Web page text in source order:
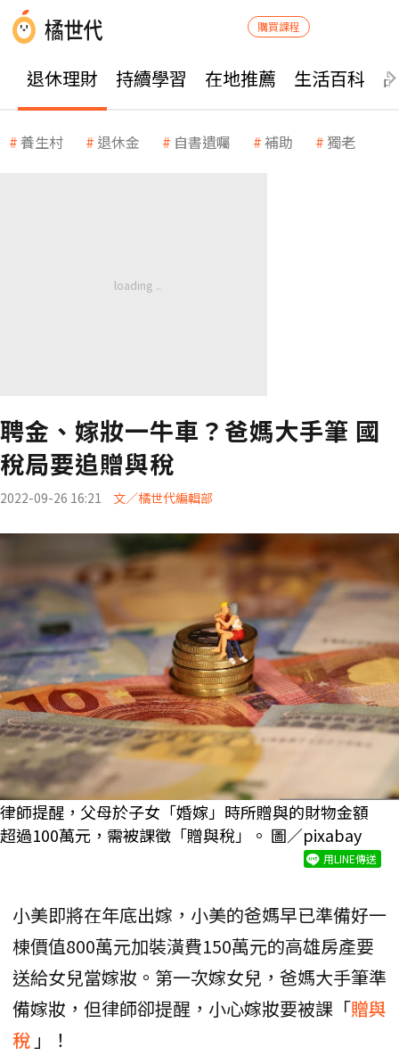
購買課程
退休理財 持續學習 在地推薦 生活百科
養生村 退休金 自書遺囑 補助 獨老
聘金、嫁妝一牛車？爸媽大手筆 國
稅局要追贈與稅
2022-09-26 16:21 文／橘世代編輯部
律師提醒，父母於子女「婚嫁」時所贈與的財物金額
超過100萬元，需被課徵「贈與稅」。 圖／pixabay
用LINE傳送
小美即將在年底出嫁，小美的爸媽早已準備好一
棟價值800萬元加裝潢費150萬元的高雄房產要
送給女兒當嫁妝。第一次嫁女兒，爸媽大手筆準
備嫁妝，但律師卻提醒，小心嫁妝要被課「贈與
稅 」！